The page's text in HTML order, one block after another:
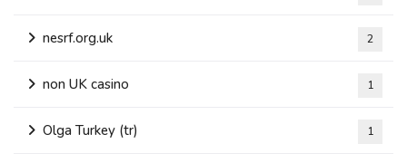
nesrf.org.uk 2
non UK casino 1
Olga Turkey (tr) 1